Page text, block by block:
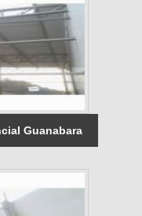
Guanabara